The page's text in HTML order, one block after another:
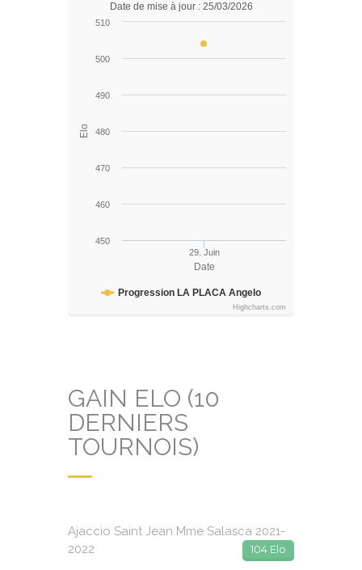
Date
Elo
Date de mise à jour : 25/03/2026
Progression LA PLACA Angelo
29. Juin
450
460
470
480
490
500
510
Highcharts.com
GAIN ELO (10
DERNIERS
TOURNOIS)
Ajaccio Saint Jean Mme Salasca 2021-
2022
104 Elo